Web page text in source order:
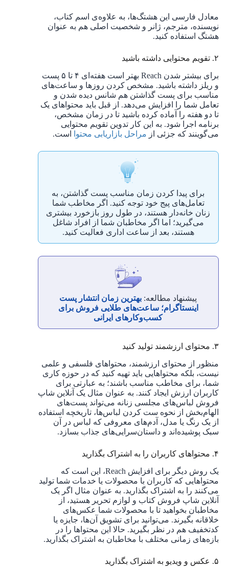
معادل فارسی این هشتگ‌ها، به علاوه‌ی اسم کتاب،
نویسنده، مترجم، ژانر و شخصیت اصلی هم به عنوان
هشتگ استفاده کنید.
۲. تقویم محتوایی داشته باشید
برای بیشتر شدن Reach بهتر است هفته‌ای ۴ تا ۵ پست
و ریلز داشته باشید. مشخص کردن روزها و ساعت‌های
مناسب برای پست گذاشتن هم شانس دیده شدن و
تعامل شما را افزایش می‌دهد. از قبل باید محتواهای یک
تا دو هفته را آماده کرده باشید تا در زمان مشخص،
برنامه اجرا شود. به این کار تدوین تقویم محتوایی
می‌گوینند که جزئی از مراحل بازاریابی محتوا است.
برای پیدا کردن زمان مناسب پست گذاشتن، به
تعامل‌های پیج خود توجه کنید. اگر مخاطب شما
زنان خانه‌دار هستند، در طول روز بازخورد بیشتری
می‌گیرید؛ اما اگر مخاطبان شما از افراد شاغل
هستند، بعد از ساعت اداری فعالیت کنید.
پیشنهاد مطالعه: بهترین زمان انتشار پست
اینستاگرام؛ ساعت‌های طلایی فروش برای
کسب‌وکارهای ایرانی
۳. محتوای ارزشمند تولید کنید
منظور از محتوای ارزشمند، محتواهای فلسفی و علمی
نیست، بلکه محتواهایی باید تهیه کنید که در حوزه کاری
شما، برای مخاطب مناسب باشند؛ به عبارتی برای
کاربران ارزش ایجاد کنند. به عنوان مثال یک آنلاین شاپ
فروش لباس‌های مجلسی زنانه می‌تواند پست‌های
الهام‌بخش از نحوه ست کردن لباس‌ها، تاریخچه استفاده
از یک رنگ یا مدل، آدم‌های معروفی که لباس در آن
سبک پوشیده‌اند و داستان‌سرایی‌های جذاب بسازد.
۴. محتواهای کاربران را به اشتراک بگذارید
یک روش دیگر برای افزایش Reach، این است که
محتواهایی که کاربران با محصولات یا خدمات شما تولید
می‌کنند را به اشتراک بگذارید. به عنوان مثال اگر یک
آنلاین شاپ فروش کتاب و لوازم تحریر هستید، از
مخاطبان بخواهید تا با محصولات شما عکس‌های
خلاقانه بگیرند. می‌توانید برای تشویق آن‌ها، جایزه یا
کدتخفیف هم در نظر بگیرید. حالا این محتواها را در
بازه‌های زمانی مختلف با مخاطبان به اشتراک بگذارید.
۵. عکس و ویدیو به اشتراک بگذارید